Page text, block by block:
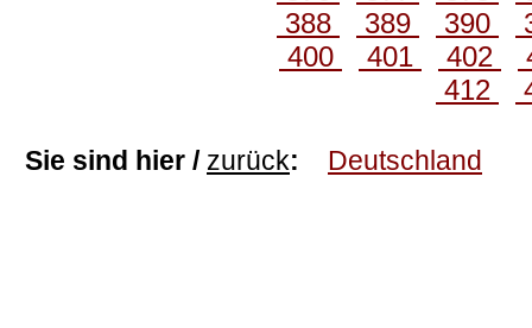
388
389 390
400
401 402
412
Sie sind hier / zurück: Deutschland